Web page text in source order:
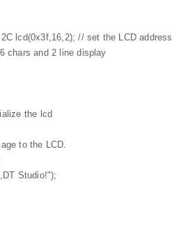
lcd(0x3f,16,2); // set the LCD address
chars and 2 line display
the lcd
to the LCD.
Studio!");